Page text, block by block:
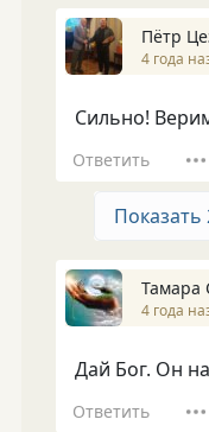
Пётр
4 года
Сильно!
Ответить
Показать
Тамара
4 года
Дай Бог. Он
Ответить